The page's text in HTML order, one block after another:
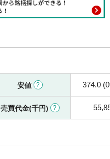
安値 374.0
売買代金(千円)